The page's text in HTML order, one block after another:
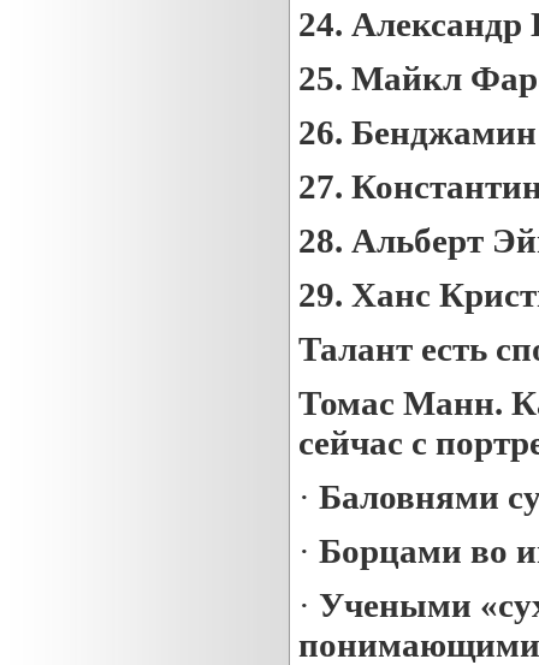
24. Александр
25. Майкл
26.
27.
28. Альберт
29. Ханс
Талант есть
Томас Манн.
сейчас с
· Баловнями
· Борцами во
· Учеными
понимающими